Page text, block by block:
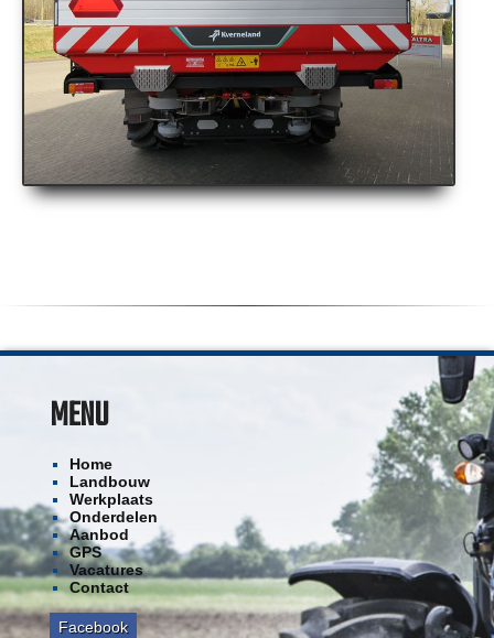
MENU
Home
Landbouw
Werkplaats
Onderdelen
Aanbod
GPS
Vacatures
Contact
Facebook